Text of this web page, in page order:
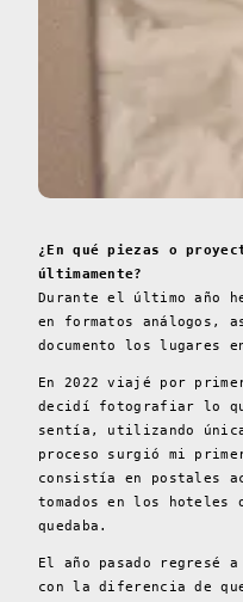
¿En qué piezas o
últimamente?
Durante el último año
en formatos análogos,
documento los lugares
En 2022 viajé por
decidí fotografiar lo que
sentía, utilizando
proceso surgió mi
consistía en postales
tomados en los hoteles
quedaba.
El año pasado regresé
con la diferencia de